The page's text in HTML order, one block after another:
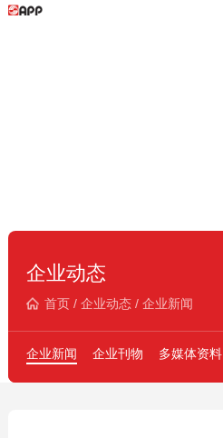
企业动态
首页/ 企业动态/ 企业新闻
企业新闻 企业刊物 多媒体资料